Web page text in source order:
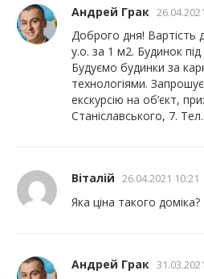
Андрей Грак
Доброго дня! Вартість
у.о. за 1 м2. Будинок
Будуємо будинки за
технологіями.
екскурсію на об’єкт,
Станіславського, 7.
Віталій 26.04.2021 10:21
Яка ціна такого доміка?
Андрей Грак